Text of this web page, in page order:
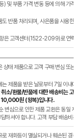
) 및 부품 가격 변동 등에 의해 가격
반품 처리되며, 사은품을 사용한
은 고객센터(1522-2099)로 연락바
상태 제품으로 고객 구매 변심 또는
제품을 받은 날로부터 7일 이내에
소/환불/반품에 대한 배송비는 고
원 (왕복)입니다.
변심으로 인한 제품 교환은 동일 제
하셔야 합니다. 고객 부담 배송비
재화등이 멸실되거나 훼손된 경우.